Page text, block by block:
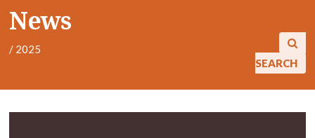
News
/ 2025
SEARCH